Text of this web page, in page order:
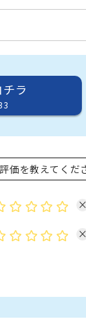
ラ
価を教えてくだ
×
×